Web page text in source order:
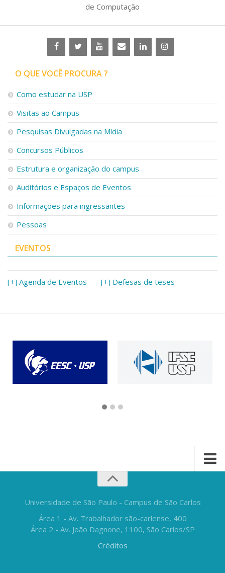
de Computação
O QUE VOCÊ PROCURA ?
Como estudar na USP
Visitas ao Campus
Pesquisas Divulgadas na Mídia
Concursos Públicos
Estrutura e organização do campus
Auditórios e Espaços de Eventos
Informações para ingressantes
Pessoas
EVENTOS
[+] Agenda de Eventos [+] Defesas de teses
Universidade de São Paulo - Campus de São Carlos
Área 1 - Av. Trabalhador são-carlense, 400
Área 2 - Av. João Dagnone, 1100, São Carlos/SP
Créditos